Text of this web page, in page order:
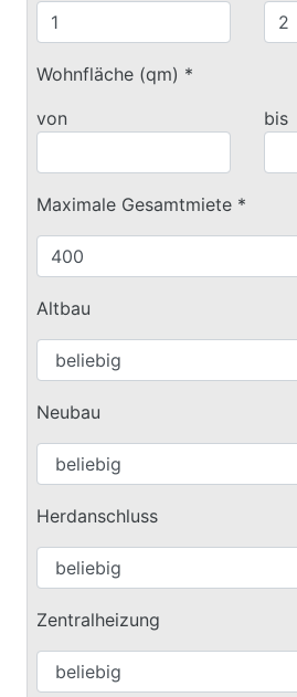
Wohnfläche (qm) *
von
bis
Maximale Gesamtmiete *
Altbau
Neubau
Herdanschluss
Zentralheizung